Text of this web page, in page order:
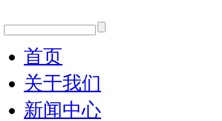
首页
关于我们
新闻中心